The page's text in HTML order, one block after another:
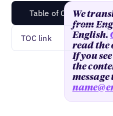
Table of Content
TOC link
We
from
English.
read the
If you
the
message